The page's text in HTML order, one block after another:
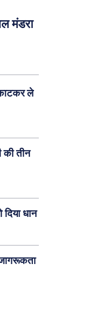
मंडरा
ले
की तीन
धान